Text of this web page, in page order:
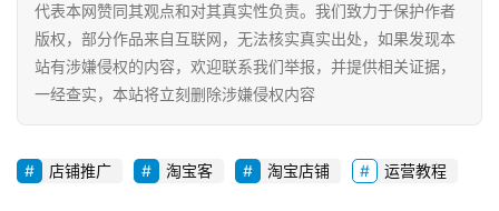
跨
境
电
自
媒
代表本网赞同其观点和对其真实性负责。我们致力于保护作者
版权，部分作品来自互联网，无法核实真实出处，如果发现本
站有涉嫌侵权的内容，欢迎联系我们举报，并提供相关证据，
一经查实，本站将立刻删除涉嫌侵权内容
店铺推广 淘宝客 淘宝店铺 运营教程